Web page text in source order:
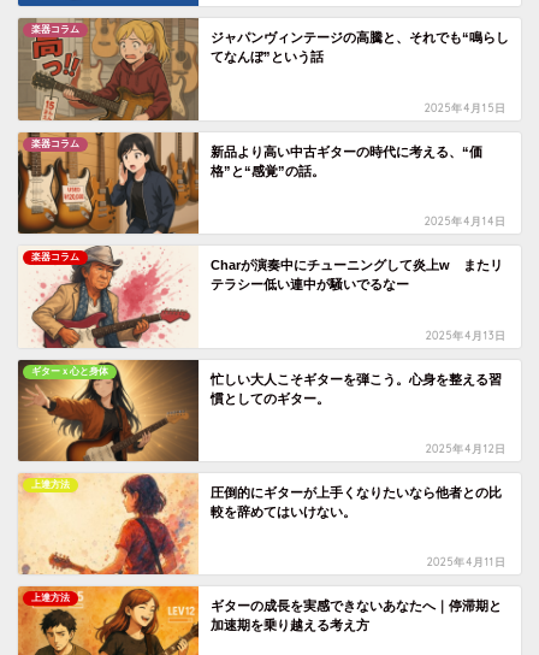
楽器コラム
ジャパンヴィンテージの高騰と、それでも“鳴らし
てなんぼ”という話
2025年4月15日
楽器コラム
新品より高い中古ギターの時代に考える、“価
格”と“感覚”の話。
2025年4月14日
楽器コラム
Charが演奏中にチューニングして炎上w またリ
テラシー低い連中が騒いでるなー
2025年4月13日
ギターｘ心と身体
忙しい大人こそギターを弾こう。心身を整える習
慣としてのギター。
2025年4月12日
上達方法
圧倒的にギターが上手くなりたいなら他者との比
較を辞めてはいけない。
2025年4月11日
上達方法
ギターの成長を実感できないあなたへ｜停滞期と
加速期を乗り越える考え方